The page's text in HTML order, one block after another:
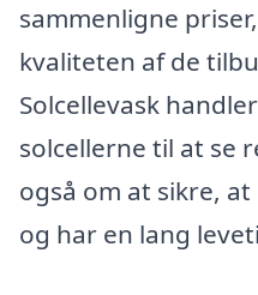
sammenligne
kvaliteten af de
Solcellevask
solcellerne til at se
også om at sikre,
og har en lang